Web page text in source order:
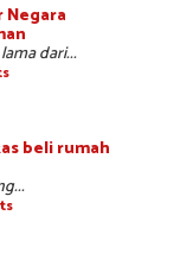
Negara
dari...
beli rumah